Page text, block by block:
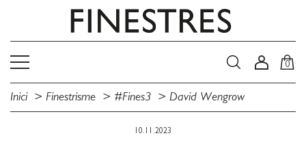
0
Inici Finestrisme #Fines3 David Wengrow
10.11.2023